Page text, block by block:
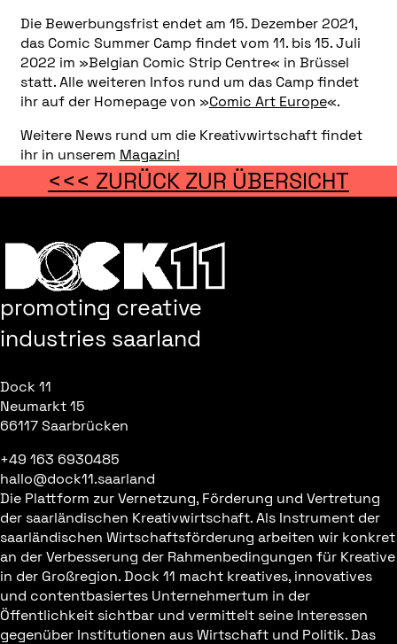
Die Bewerbungsfrist endet am 15. Dezember 2021,
das Comic Summer Camp findet vom 11. bis 15. Juli
2022 im »Belgian Comic Strip Centre« in Brüssel
statt. Alle weiteren Infos rund um das Camp findet
ihr auf der Homepage von »Comic Art Europe«.
Weitere News rund um die Kreativwirtschaft findet
ihr in unserem Magazin!
<<< ZURÜCK ZUR ÜBERSICHT
promoting creative
industries saarland
Dock 11
Neumarkt 15
66117 Saarbrücken
+49 163 6930485
hallo@dock11.saarland
Die Plattform zur Vernetzung, Förderung und Vertretung
der saarländischen Kreativwirtschaft. Als Instrument der
saarländischen Wirtschaftsförderung arbeiten wir konkret
an der Verbesserung der Rahmenbedingungen für Kreative
in der Großregion. Dock 11 macht kreatives, innovatives
und contentbasiertes Unternehmertum in der
Öffentlichkeit sichtbar und vermittelt seine Interessen
gegenüber Institutionen aus Wirtschaft und Politik. Das